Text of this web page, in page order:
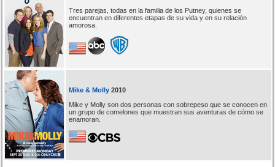
Tres parejas, todas en la familia de los Putney, quienes se
encuentran en diferentes etapas de su vida y en su relación
amorosa.
Mike & Molly 2010
Mike y Molly son dos personas con sobrepeso que se conocen en
un grupo de comelones que muestran sus aventuras de cómo se
enamoran.